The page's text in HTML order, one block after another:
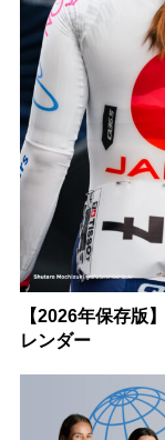
【2026年保存版
レンダー